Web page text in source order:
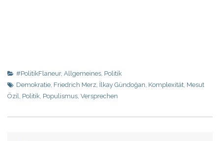
#PolitikFlaneur, Allgemeines Politik
Demokratie Friedrich Merz İlkay Gündoğan Komplexität Mesut
Özil
Politik Populismus Versprechen